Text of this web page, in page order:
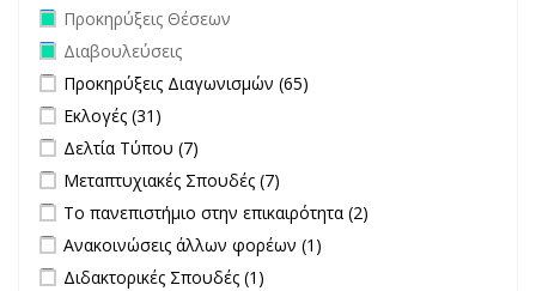
Remove Προκηρύξεις Θέσεων filter
Προκηρύξεις Θέσεων
Remove Διαβουλεύσεις filter
Διαβουλεύσεις
Apply Προκηρύξεις Διαγωνισμών filter
Προκηρύξεις Διαγωνισμών (65)
Apply Εκλογές filter
Εκλογές (31)
Apply Δελτία Τύπου filter
Δελτία Τύπου (7)
Apply Μεταπτυχιακές Σπουδές filter
Μεταπτυχιακές Σπουδές (7)
Apply Το πανεπιστήμιο στην επικαιρότητα filter
Το πανεπιστήμιο στην επικαιρότητα (2)
Apply Ανακοινώσεις άλλων φορέων filter
Ανακοινώσεις άλλων φορέων (1)
Apply Διδακτορικές Σπουδές filter
Διδακτορικές Σπουδές (1)